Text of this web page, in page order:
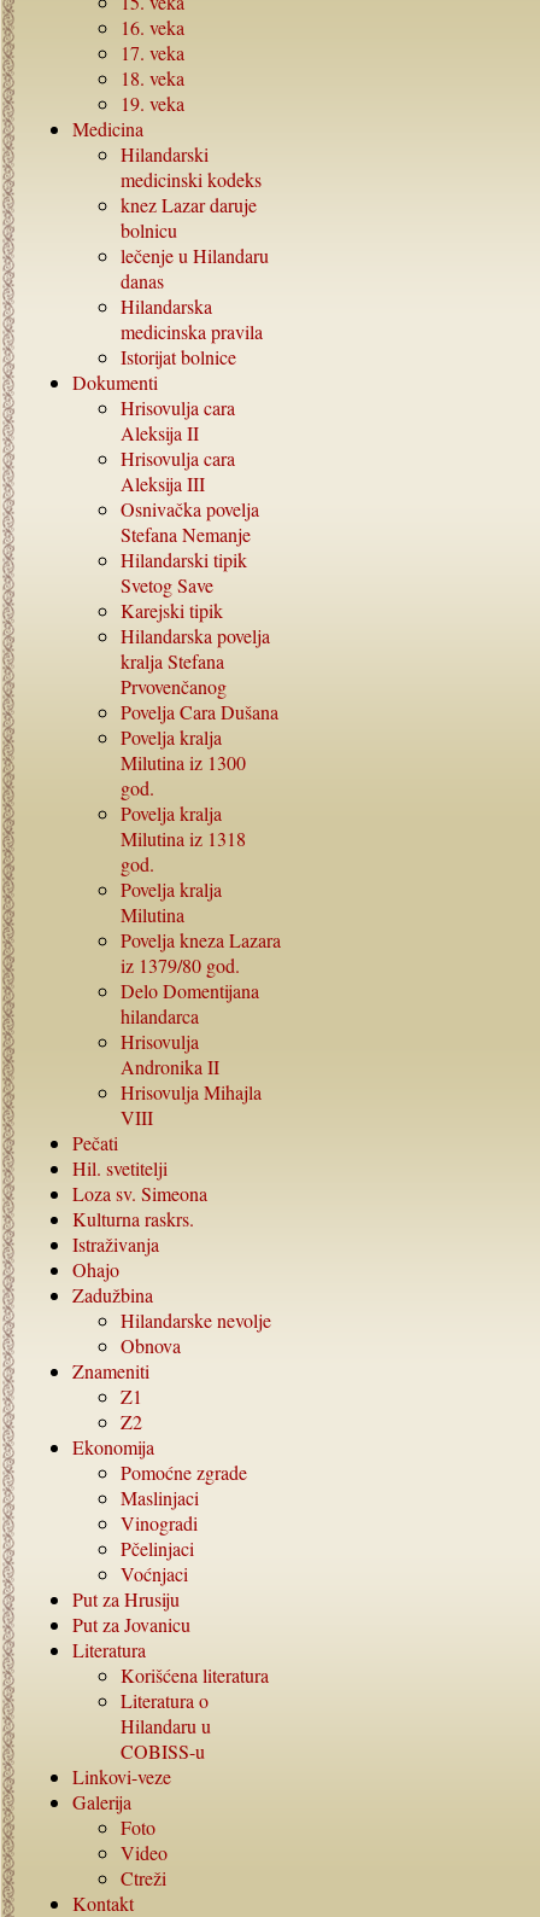
16. veka
17. veka
18. veka
19. veka
Medicina
Hilandarski
medicinski kodeks
knez Lazar daruje
bolnicu
lečenje u Hilandaru
danas
Hilandarska
medicinska pravila
Istorijat bolnice
Dokumenti
Hrisovulja cara
Aleksija II
Hrisovulja cara
Aleksija III
Osnivačka povelja
Stefana Nemanje
Hilandarski tipik
Svetog Save
Karejski tipik
Hilandarska povelja
kralja Stefana
Prvovenčanog
Povelja Cara Dušana
Povelja kralja
Milutina iz 1300
god.
Povelja kralja
Milutina iz 1318
god.
Povelja kralja
Milutina
Povelja kneza Lazara
iz 1379/80 god.
Delo Domentijana
hilandarca
Hrisovulja
Andronika II
Hrisovulja Mihajla
VIII
Pečati
Hil. svetitelji
Loza sv. Simeona
Kulturna raskrs.
Istraživanja
Ohajo
Zadužbina
Hilandarske nevolje
Obnova
Znameniti
Z1
Z2
Ekonomija
Pomoćne zgrade
Maslinjaci
Vinogradi
Pčelinjaci
Voćnjaci
Put za Hrusiju
Put za Jovanicu
Literatura
Korišćena literatura
Literatura o
Hilandaru u
COBISS-u
Linkovi-veze
Galerija
Foto
Video
Ctreži
Kontakt